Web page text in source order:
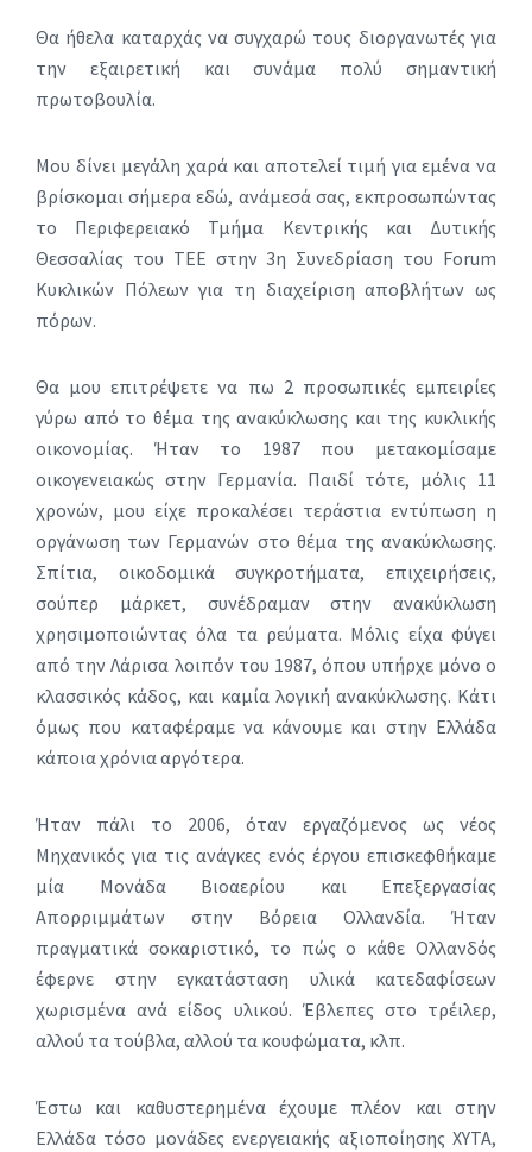
Θα ήθελα καταρχάς να συγχαρώ τους διοργανωτές για
την εξαιρετική και συνάμα πολύ σημαντική
πρωτοβουλία.
Μου δίνει μεγάλη χαρά και αποτελεί τιμή για εμένα να
βρίσκομαι σήμερα εδώ, ανάμεσά σας, εκπροσωπώντας
το Περιφερειακό Τμήμα Κεντρικής και Δυτικής
Θεσσαλίας του ΤΕΕ στην 3η Συνεδρίαση του Forum
Κυκλικών Πόλεων για τη διαχείριση αποβλήτων ως
πόρων.
Θα μου επιτρέψετε να πω 2 προσωπικές εμπειρίες
γύρω από το θέμα της ανακύκλωσης και της κυκλικής
οικονομίας. Ήταν το 1987 που μετακομίσαμε
οικογενειακώς στην Γερμανία. Παιδί τότε, μόλις 11
χρονών, μου είχε προκαλέσει τεράστια εντύπωση η
οργάνωση των Γερμανών στο θέμα της ανακύκλωσης.
Σπίτια, οικοδομικά συγκροτήματα, επιχειρήσεις,
σούπερ μάρκετ, συνέδραμαν στην ανακύκλωση
χρησιμοποιώντας όλα τα ρεύματα. Μόλις είχα φύγει
από την Λάρισα λοιπόν του 1987, όπου υπήρχε μόνο ο
κλασσικός κάδος, και καμία λογική ανακύκλωσης. Κάτι
όμως που καταφέραμε να κάνουμε και στην Ελλάδα
κάποια χρόνια αργότερα.
Ήταν πάλι το 2006, όταν εργαζόμενος ως νέος
Μηχανικός για τις ανάγκες ενός έργου επισκεφθήκαμε
μία Μονάδα Βιοαερίου και Επεξεργασίας
Απορριμμάτων στην Βόρεια Ολλανδία. Ήταν
πραγματικά σοκαριστικό, το πώς ο κάθε Ολλανδός
έφερνε στην εγκατάσταση υλικά κατεδαφίσεων
χωρισμένα ανά είδος υλικού. Έβλεπες στο τρέιλερ,
αλλού τα τούβλα, αλλού τα κουφώματα, κλπ.
Έστω και καθυστερημένα έχουμε πλέον και στην
Ελλάδα τόσο μονάδες ενεργειακής αξιοποίησης ΧΥΤΑ,